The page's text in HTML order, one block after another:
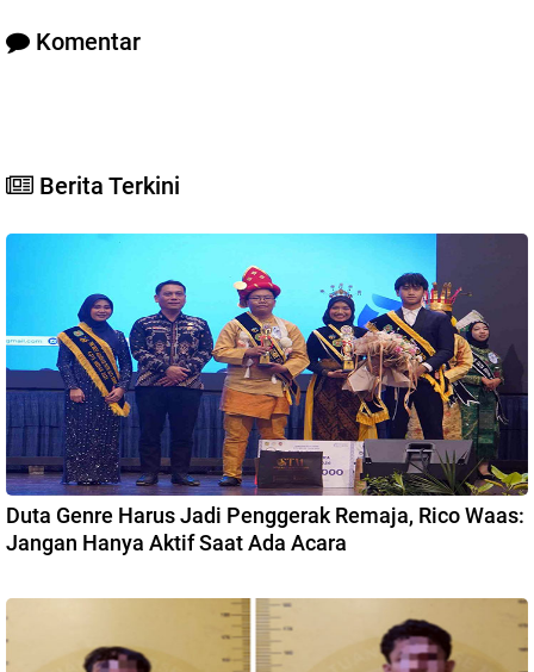
Komentar
Berita Terkini
Duta Genre Harus Jadi Penggerak Remaja, Rico Waas:
Jangan Hanya Aktif Saat Ada Acara